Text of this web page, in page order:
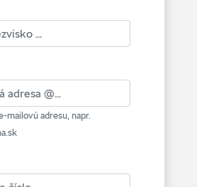
mailovú adresu, napr.